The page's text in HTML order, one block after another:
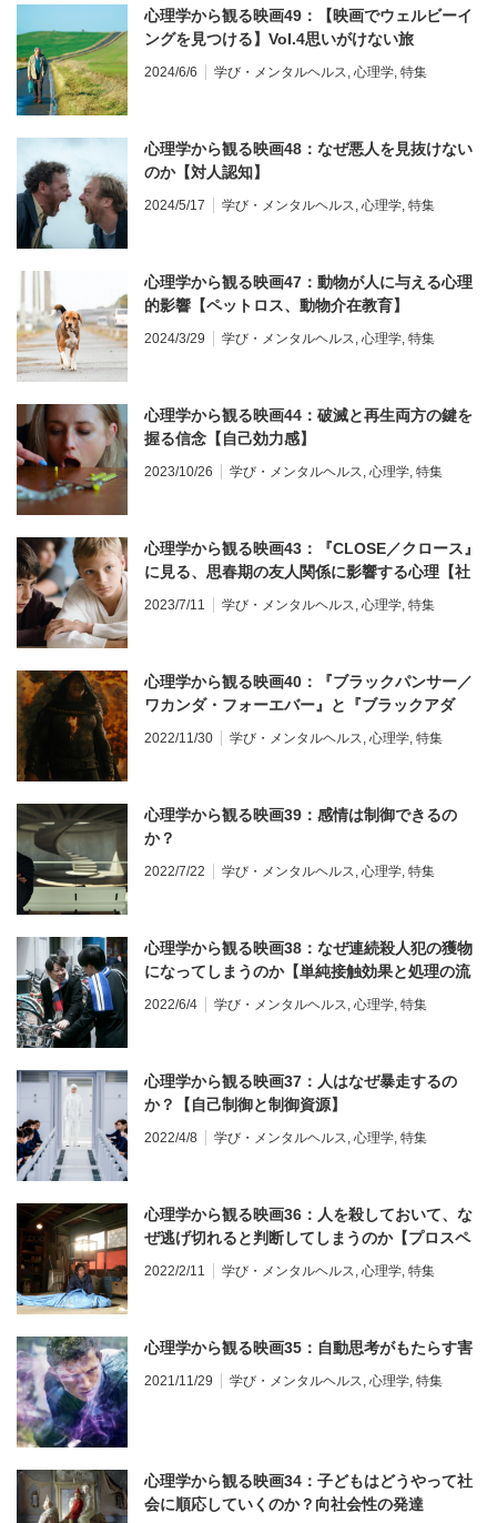
心理学から観る映画49：【映画でウェルビーイ
ングを見つける】Vol.4思いがけない旅
2024/6/6 学び・メンタルヘルス, 心理学, 特集
心理学から観る映画48：なぜ悪人を見抜けない
のか【対人認知】
2024/5/17 学び・メンタルヘルス, 心理学, 特集
心理学から観る映画47：動物が人に与える心理
的影響【ペットロス、動物介在教育】
2024/3/29 学び・メンタルヘルス, 心理学, 特集
心理学から観る映画44：破滅と再生両方の鍵を
握る信念【自己効力感】
2023/10/26 学び・メンタルヘルス, 心理学, 特集
心理学から観る映画43：『CLOSE／クロース』
に見る、思春期の友人関係に影響する心理【社
会性の発達とジェンダー・スキーマ】
2023/7/11 学び・メンタルヘルス, 心理学, 特集
心理学から観る映画40：『ブラックパンサー／
ワカンダ・フォーエバー』と『ブラックアダ
ム』で求められるリーダーシップの違い
2022/11/30 学び・メンタルヘルス, 心理学, 特集
心理学から観る映画39：感情は制御できるの
か？
2022/7/22 学び・メンタルヘルス, 心理学, 特集
心理学から観る映画38：なぜ連続殺人犯の獲物
になってしまうのか【単純接触効果と処理の流
暢性】
2022/6/4 学び・メンタルヘルス, 心理学, 特集
心理学から観る映画37：人はなぜ暴走するの
か？【自己制御と制御資源】
2022/4/8 学び・メンタルヘルス, 心理学, 特集
心理学から観る映画36：人を殺しておいて、な
ぜ逃げ切れると判断してしまうのか【プロスペ
クト理論】
2022/2/11 学び・メンタルヘルス, 心理学, 特集
心理学から観る映画35：自動思考がもたらす害
2021/11/29 学び・メンタルヘルス, 心理学, 特集
心理学から観る映画34：子どもはどうやって社
会に順応していくのか？向社会性の発達